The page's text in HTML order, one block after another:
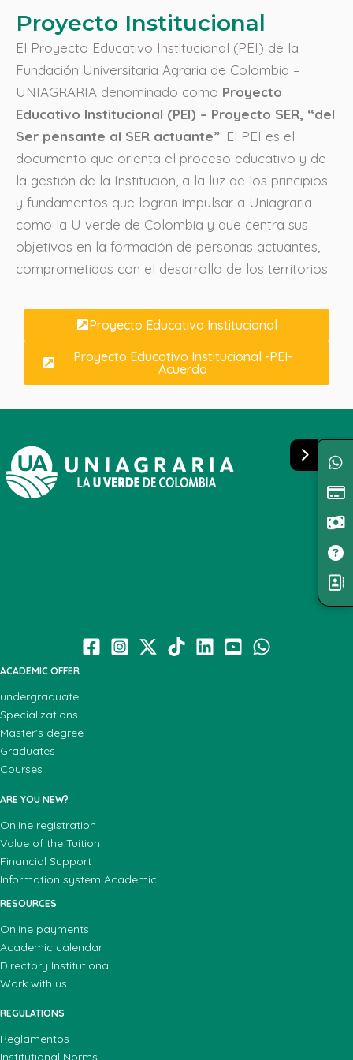
Proyecto Institucional
El Proyecto Educativo Institucional (PEI) de la
Fundación Universitaria Agraria de Colombia –
UNIAGRARIA denominado como Proyecto
Educativo Institucional (PEI) – Proyecto SER, “del
Ser pensante al SER actuante”. El PEI es el
documento que orienta el proceso educativo y de
la gestión de la Institución, a la luz de los principios
y fundamentos que logran impulsar a Uniagraria
como la U verde de Colombia y que centra sus
objetivos en la formación de personas actuantes,
comprometidas con el desarrollo de los territorios
Proyecto Educativo Institucional
Proyecto Educativo Institucional -PEI-
Acuerdo
ACADEMIC OFFER
undergraduate
Specializations
Master's degree
Graduates
Courses
ARE YOU NEW?
Online registration
Value of the Tuition
Financial Support
Information system Academic
RESOURCES
Online payments
Academic calendar
Directory Institutional
Work with us
REGULATIONS
Reglamentos
Institutional Norms